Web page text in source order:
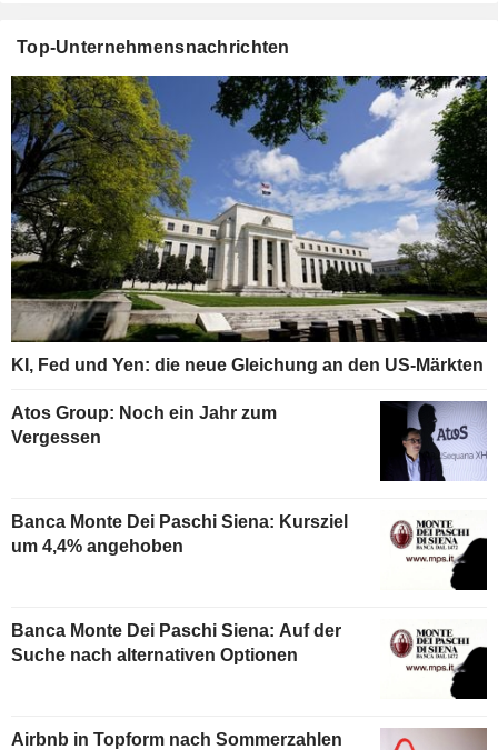
Top-Unternehmensnachrichten
KI, Fed und Yen: die neue Gleichung an den US-Märkten
Atos Group: Noch ein Jahr zum
Vergessen
Banca Monte Dei Paschi Siena: Kursziel
um 4,4% angehoben
Banca Monte Dei Paschi Siena: Auf der
Suche nach alternativen Optionen
Airbnb in Topform nach Sommerzahlen